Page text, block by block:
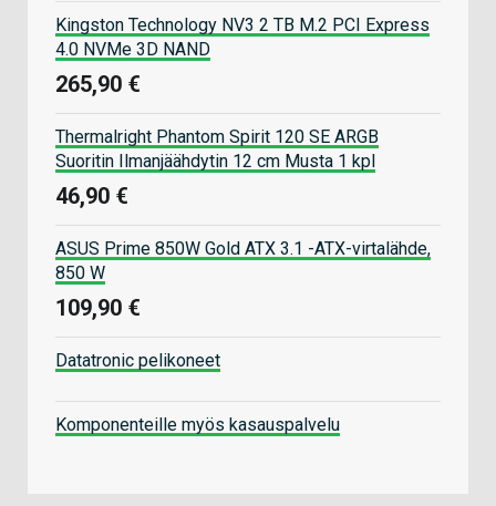
Kingston Technology NV3 2 TB M.2 PCI Express
4.0 NVMe 3D NAND
265,90 €
Thermalright Phantom Spirit 120 SE ARGB
Suoritin Ilmanjäähdytin 12 cm Musta 1 kpl
46,90 €
ASUS Prime 850W Gold ATX 3.1 -ATX-virtalähde,
850 W
109,90 €
Datatronic pelikoneet
Komponenteille myös kasauspalvelu